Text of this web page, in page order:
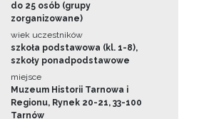
do 25 osób (grupy
zorganizowane)
wiek uczestników
szkoła podstawowa (kl. 1-8),
szkoły ponadpodstawowe
miejsce
Muzeum Historii Tarnowa i
Regionu, Rynek 20-21, 33-100
Tarnów